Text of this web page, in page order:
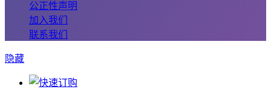
公正性声明
加入我们
联系我们
隐藏